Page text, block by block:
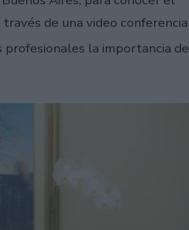
de una video conferencia
profesionales la importancia de